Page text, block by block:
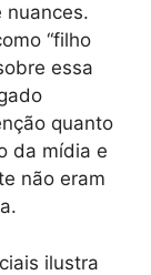
nuances.
“filho
essa
quanto
da mídia e
não eram
ilustra